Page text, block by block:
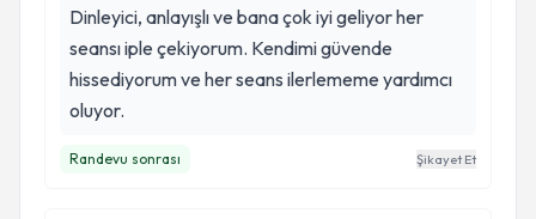
Dinleyici, anlayışlı ve bana çok iyi geliyor her
seansı iple çekiyorum. Kendimi güvende
hissediyorum ve her seans ilerlememe yardımcı
oluyor.
Randevu sonrası Şikayet Et